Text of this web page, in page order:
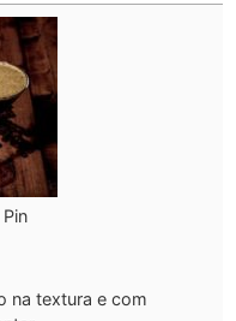
na textura e com